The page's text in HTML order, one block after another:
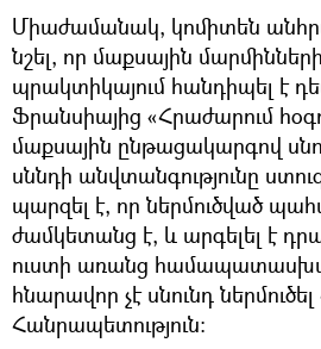
Միաժամանակ, կոմիտեն
նշել, որ մաքսային
պրակտիկայում հանդիպել է
Ֆրանսիայից «Հրաժարում
մաքսային ընթացակարգով
սննդի անվտանգությունը
պարզել է, որ ներմուծված
ժամկետանց է, և արգելել է
ուստի առանց
հնարավոր չէ սնունդ
Հանրապետություն։